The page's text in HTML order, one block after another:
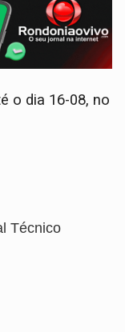
o dia 16-08, no
Técnico